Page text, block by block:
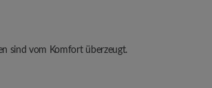
sind vom Komfort überzeugt.